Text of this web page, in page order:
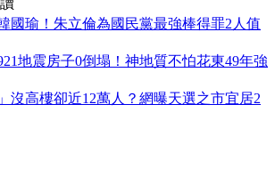
國瑜！朱立倫為國民黨最強棒得罪2人值
地震房子0倒塌！神地質不怕花東49年強
沒高樓卻近12萬人？網曝天選之市宜居2